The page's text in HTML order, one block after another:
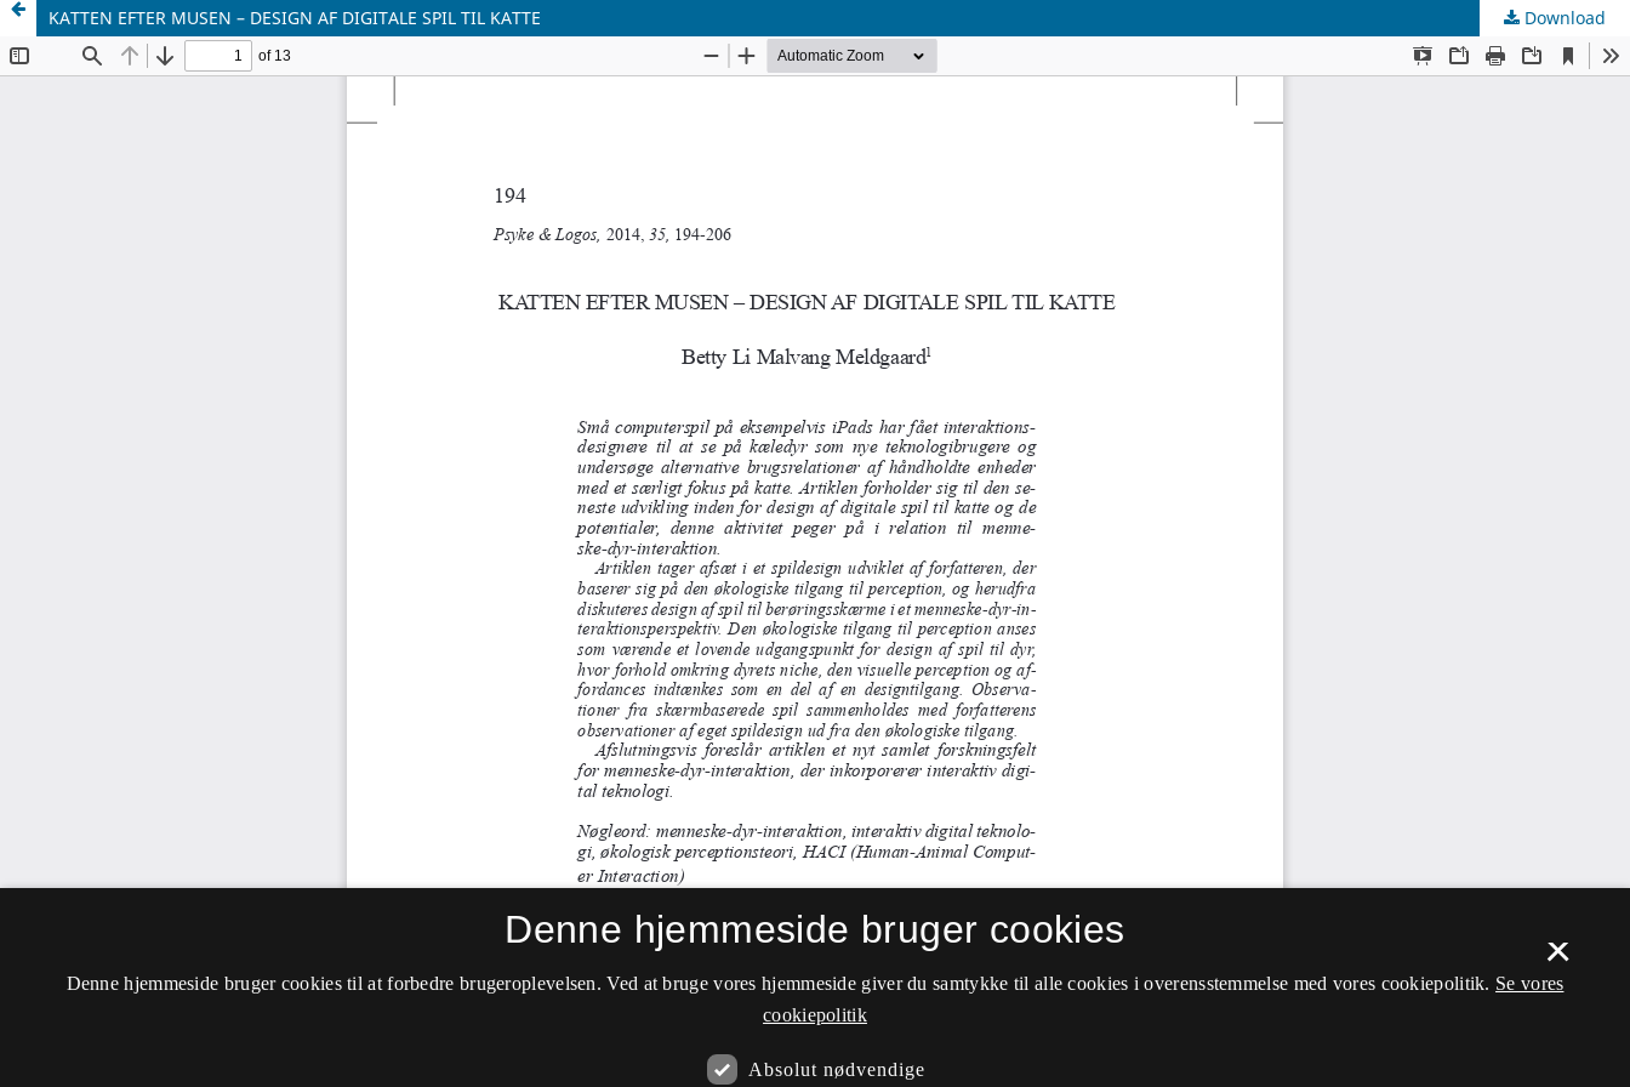
KATTEN EFTER MUSEN – DESIGN AF DIGITALE SPIL TIL KATTE Download
×
Denne hjemmeside bruger cookies
Denne hjemmeside bruger cookies til at forbedre brugeroplevelsen. Ved at bruge vores hjemmeside giver du samtykke til alle cookies i overensstemmelse med vores cookiepolitik. Se vores
cookiepolitik
Absolut nødvendige